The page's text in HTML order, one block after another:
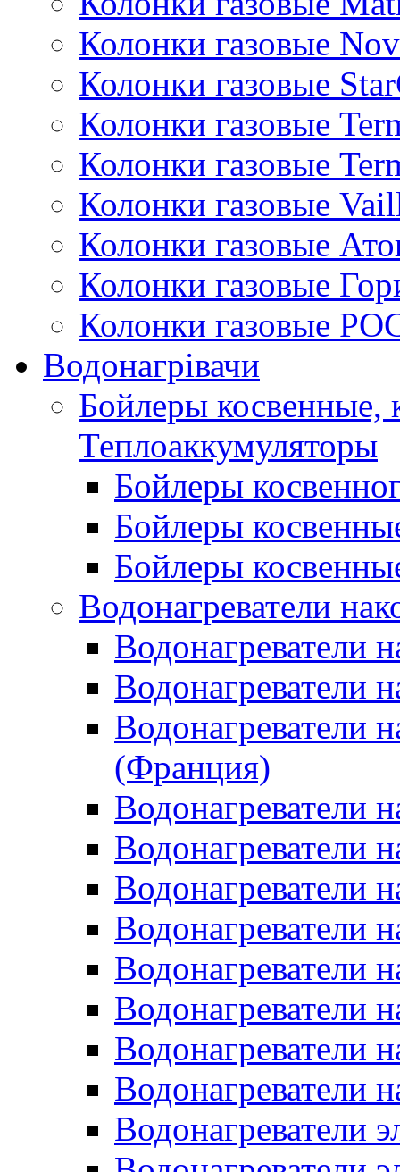
Колонки газовые
Колонки газовые
Колонки газовые
Колонки газовые
Колонки газовые
Колонки газовые
Колонки газовые
Колонки газовые
Водонагрівачи
Бойлеры косвенные,
Теплоаккумуляторы
Бойлеры
Бойлеры
Бойлеры
Водонагреватели
Водонагреватели
Водонагреватели
Водонагреватели
(Франция)
Водонагреватели
Водонагреватели
Водонагреватели
Водонагреватели
Водонагреватели
Водонагреватели
Водонагреватели
Водонагреватели
Водонагреватели